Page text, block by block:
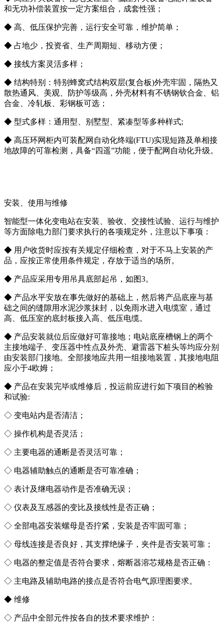
和无功补偿装置按一定方案组合，成套性强；
◆ 高、低压保护完善，运行安全可靠，维护简单；
◆ 占地少，投资省、生产周期短、移动方便；
◆ 接线方案灵活多样；
◆ 结构特别：特别蜂窝式结构双层(复合板)外壳牢固，隔热又
散热通风、美观、防护等级高，外壳材料有不锈钢钦合金、铝
合金、冷轧板、彩钢板可选；
◆ 型式多样：通用型、别墅型、紧凑型等多种样式;
◆ 高压环网柜内可装配网自动化终端(FTU)实现短路及单相接
地故障的可靠检测，具备“四遥”功能，便于配网自动化升级。
安装、使用与维修
智能型一体化变电站在安装、验收、交接性试验、运行与维护
等方面除电力部门要求执行的各项规定外，注意以下事项：
◆ 用户收货时应按有关规定仔细检查，对于不马上安装的产
品，应按正常使用条件规定，存放于适当的场所。
◆ 产品应采用专用吊具底部起吊，如图3。
◆ 产品水平安放在事先做好的基础上，然后将产品底座与基
础之间的缝隙用水泥沙浆抹封，以免雨水进入电缆室，通过
高、低压室的底封板接入高、低压电缆。
◆ 产品安装就位后应做好可靠接地；电站底座槽钢上的两个
主接地端子、变压器中性点及外壳、避雷器下桩头等均应分别
由安装部门接地。全部接地应共用一组接地装置，其接地电阻
应小于4欧姆；
◆ 产品在安装完毕或维修后，投运前应进行如下项目的检验
和试验:
◇ 变电站内是否清洁；
◇ 操作机构是否灵活；
◇ 主要电器的通断是否灵活可靠；
◇ 电器辅助触点的通断是否可靠准确；
◇ 表计及继电器动作是否准确无误；
◇ 仪表及互感器的变比及接线性是否正确；
◇ 全部电器安装螺母是否拧紧，安装是否牢固可靠；
◇ 母线连接是否良好，其支撑绝缘子，夹件是否安装可靠；
◇ 电器的整定值是否符合要求，熔断器溶芯规格是否正确：
◇ 主电路及辅助电路的接点是否符合电气原理图要求。
◆ 维修
◇ 产品中全部元件按各自的技术要求维护：